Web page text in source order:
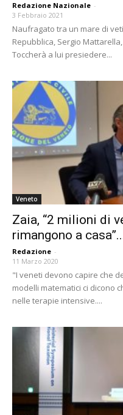
Redazione Nazionale -
3 Febbraio 2021
Naufragato tra un mare di
Repubblica, Sergio
Toccherà a lui presiedere...
Veneto
Zaia, “2 milioni di
rimangono a
Redazione -
11 Marzo 2020
"I veneti devono capire che
modelli matematici ci dicono
nelle terapie intensive....